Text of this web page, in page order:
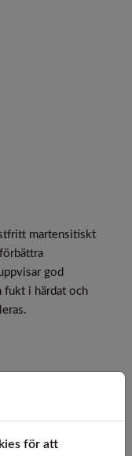
martensitiskt
god
fukt i härdat och
YU
för att